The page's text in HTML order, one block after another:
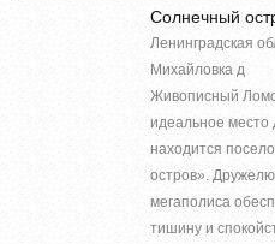
Солнечный
Ленинградская
Михайловка д
Живописный
идеальное
находится
остров».
мегаполиса
тишину и